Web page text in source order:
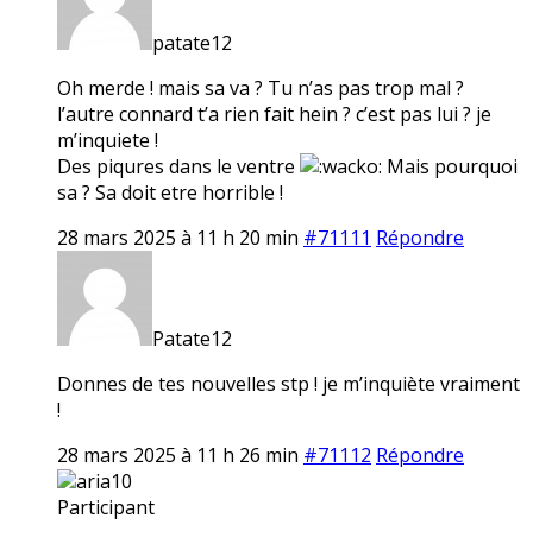
patate12
Oh merde ! mais sa va ? Tu n’as pas trop mal ?
l’autre connard t’a rien fait hein ? c’est pas lui ? je
m’inquiete !
Des piqures dans le ventre
Mais pourquoi
sa ? Sa doit etre horrible !
28 mars 2025 à 11 h 20 min #71111 Répondre
Patate12
Donnes de tes nouvelles stp ! je m’inquiète vraiment
!
28 mars 2025 à 11 h 26 min #71112 Répondre
aria10
Participant